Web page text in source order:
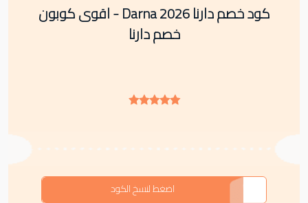
كود خصم دارنا Darna 2026 - اقوى كوبون
خصم دارنا
CODE
اضغط لنسخ الكود